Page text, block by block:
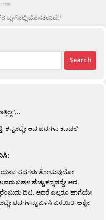
ಪ್ಲಸ್‍ನಲ್ಲಿ ಹೊಸತೇನಿದೆ?
ಕನ್ನಡದ್ದೇ ಆದ ಪದಗಳು ಕೂಡಲೆ
ಪದಗಳು ತೋಚುವುದೋ
ಬಹಳ ಹೆಚ್ಚು ಕನ್ನಡದ್ದೇ ಆದ
ದಿಟ. ಆದರೆ ಎಲ್ಲರೂ ಹಾಗೆಯೇ
ಪದಗಳನ್ನು ಬಳಸಿ ಬರೆಯಿರಿ, ಅಶ್ಟೇ.